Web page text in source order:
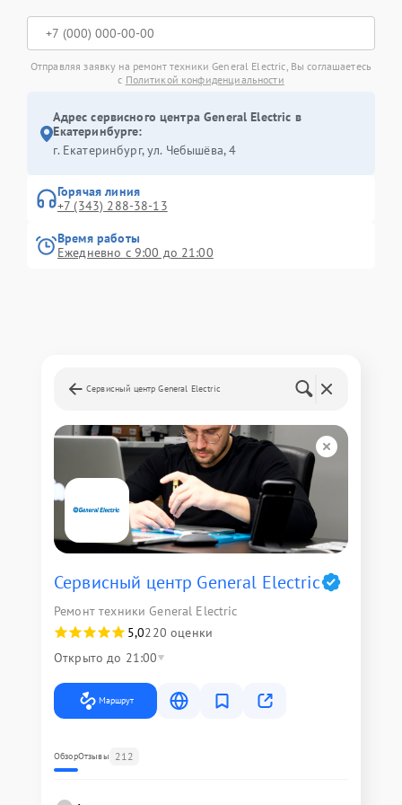
Отправляя заявку на ремонт техники General Electric, Вы соглашаетесь
с Политикой конфиденциальности
Адрес сервисного центра General Electric в
Екатеринбурге:
г. Екатеринбург, ул. Чебышёва, 4
Горячая линия
+7 (343) 288-38-13
Время работы
Ежедневно с 9:00 до 21:00
Сервисный центр General Electric
Сервисный центр General Electric
Ремонт техники General Electric
5,0220 оценки
Открыто до 21:00
Маршрут
ОбзорОтзывы 212